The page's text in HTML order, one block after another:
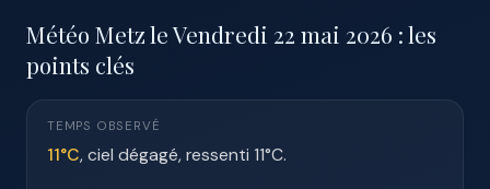
Météo Metz le Vendredi 22 mai 2026 : les
points clés
TEMPS OBSERVÉ
11°C, ciel dégagé, ressenti 11°C.